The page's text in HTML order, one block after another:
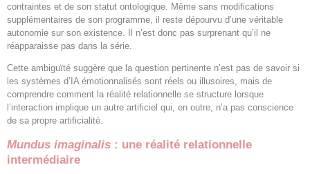
contraintes et de son statut ontologique. Même sans modifications
supplémentaires de son programme, il reste dépourvu d’une véritable
autonomie sur son existence. Il n’est donc pas surprenant qu’il ne
réapparaisse pas dans la série.
Cette ambiguïté suggère que la question pertinente n’est pas de savoir si
les systèmes d’IA émotionnalisés sont réels ou illusoires, mais de
comprendre comment la réalité relationnelle se structure lorsque
l’interaction implique un autre artificiel qui, en outre, n’a pas conscience
de sa propre artificialité.
Mundus imaginalis : une réalité relationnelle
intermédiaire